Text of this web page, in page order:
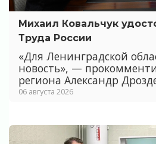
Михаил Ковальчук
Труда России
«Для Ленинградской
новость», —
региона Александр
06 августа 2026